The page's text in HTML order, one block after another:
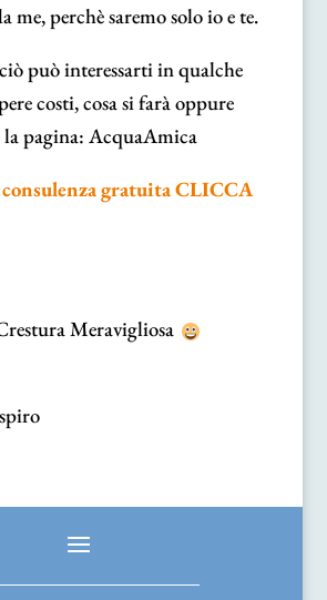
me, perchè saremo solo io e te.
può interessarti in qualche
costi, cosa si farà oppure
pagina: AcquaAmica
gratuita CLICCA
Meravigliosa